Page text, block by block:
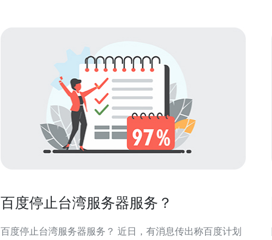
百度停止台湾服务器服务？
百度停止台湾服务器服务？ 近日，有消息传出称百度计划